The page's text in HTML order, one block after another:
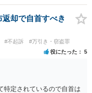
却で自首すべき
#不起訴 #万引き・窃盗罪
役にたった 5
特定されているので自首は